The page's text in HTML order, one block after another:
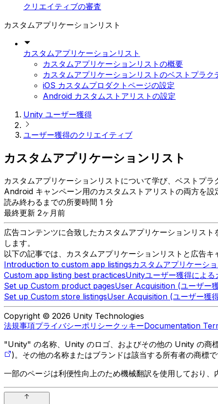
クリエイティブの審査
カスタムアプリケーションリスト
カスタムアプリケーションリスト
カスタムアプリケーションリストの概要
カスタムアプリケーションリストのベストプラク
iOS カスタムプロダクトページの設定
Android カスタムストアリストの設定
Unity ユーザー獲得
ユーザー獲得のクリエイティブ
カスタムアプリケーションリスト
カスタムアプリケーションリストについて学び、ベストプ
Android キャンペーン用のカスタムストアリストの両方を設
読み終わるまでの所要時間 1 分
最終更新 2ヶ月前
広告コンテンツに合致したカスタムアプリケーションリス
します。
以下の記事では、カスタムアプリケーションリストと広告
Introduction to custom app listingsカスタムアプリケーシ
Custom app listing best practicesUnityユーザー獲得による
Set up Custom product pagesUser Acquisition (ユーザー
Set up Custom store listingsUser Acquisition (ユーザー獲
Copyright © 2026 Unity Technologies
法規事項プライバシーポリシークッキーDocumentation
"Unity" の名称、Unity のロゴ、およびその他の Unity の商
)。その他の名称またはブランドは該当する所有者の商標
一部のページは利便性向上のため機械翻訳を使用しており